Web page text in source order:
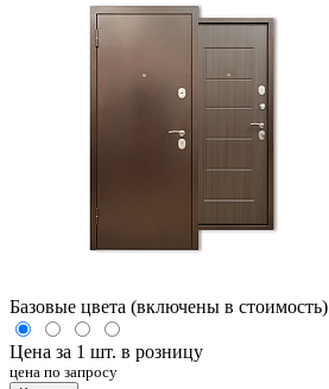
Базовые цвета (включены в стоимость)
Цена за 1 шт. в розницу
цена по запросу